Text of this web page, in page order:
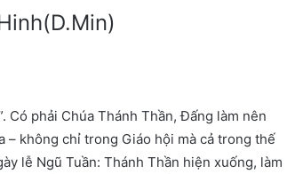
Có phải Chúa Thánh Thần, Đấng làm nên
– không chỉ trong Giáo hội mà cả trong thế
lễ Ngũ Tuần: Thánh Thần hiện xuống, làm